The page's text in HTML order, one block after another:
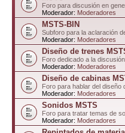
Foro para discusión en
Moderador: Moderadores
MSTS-BIN
Subforo para la aclaración
Moderador: Moderadores
Diseño de trenes
Foro dedicado a la
Moderador: Moderadores
Diseño de cabinas
Foro para hablar del diseño
Moderador: Moderadores
Sonidos MSTS
Foro para tratar temas de
Moderador: Moderadores